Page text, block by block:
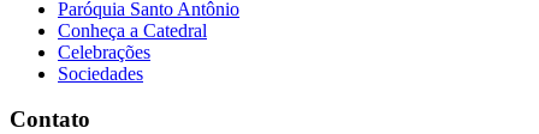
Paróquia Santo Antônio
Conheça a Catedral
Celebrações
Sociedades
Contato